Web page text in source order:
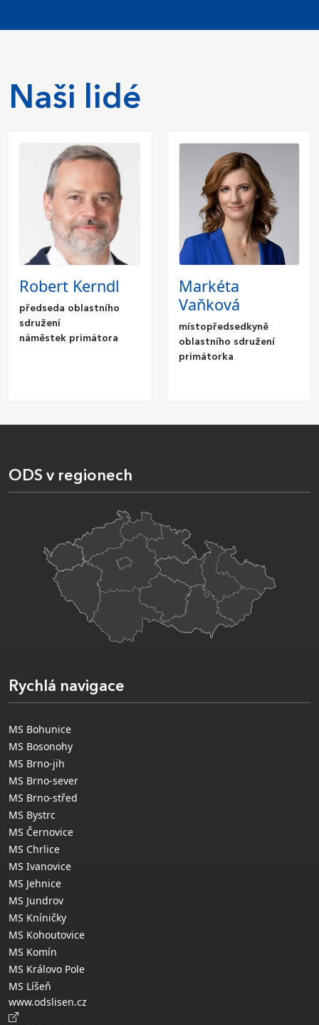
Naši lidé
Robert Kerndl
předseda oblastního
sdružení
náměstek primátora
Markéta
Vaňková
místopředsedkyně
oblastního sdružení
primátorka
ODS v regionech
Rychlá navigace
MS Bohunice
MS Bosonohy
MS Brno-jih
MS Brno-sever
MS Brno-střed
MS Bystrc
MS Černovice
MS Chrlice
MS Ivanovice
MS Jehnice
MS Jundrov
MS Kníničky
MS Kohoutovice
MS Komín
MS Královo Pole
MS Líšeň
www.odslisen.cz